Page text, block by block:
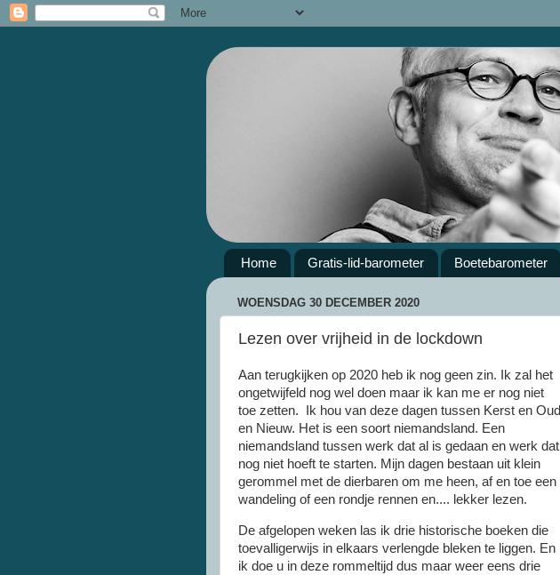
Home Gratis-lid-barometer Boetebarometer
WOENSDAG 30 DECEMBER 2020
Lezen over vrijheid in de lockdown
Aan terugkijken op 2020 heb ik nog geen zin. Ik zal het
ongetwijfeld nog wel doen maar ik kan me er nog niet
toe zetten. Ik hou van deze dagen tussen Kerst en Oud
en Nieuw. Het is een soort niemandsland. Een
niemandsland tussen werk dat al is gedaan en werk dat
nog niet hoeft te starten. Mijn dagen bestaan uit klein
gerommel met de dierbaren om me heen, af en toe een
wandeling of een rondje rennen en.... lekker lezen.
De afgelopen weken las ik drie historische boeken die
toevalligerwijs in elkaars verlengde bleken te liggen. En
ik doe u in deze rommeltijd dus maar weer eens drie